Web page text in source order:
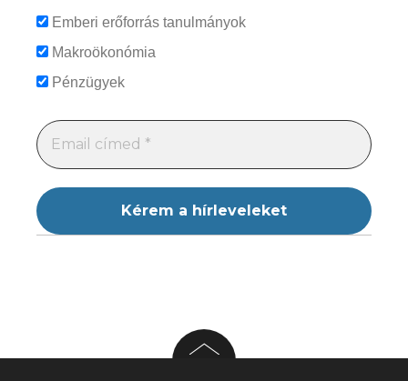
Emberi erőforrás tanulmányok
Makroökonómia
Pénzügyek